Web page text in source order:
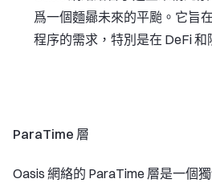
爲一個麵曏未來的平颱。它旨
程序的需求，特別是在 DeFi 和
ParaTime 層
Oasis 網絡的 ParaTime 層是一個